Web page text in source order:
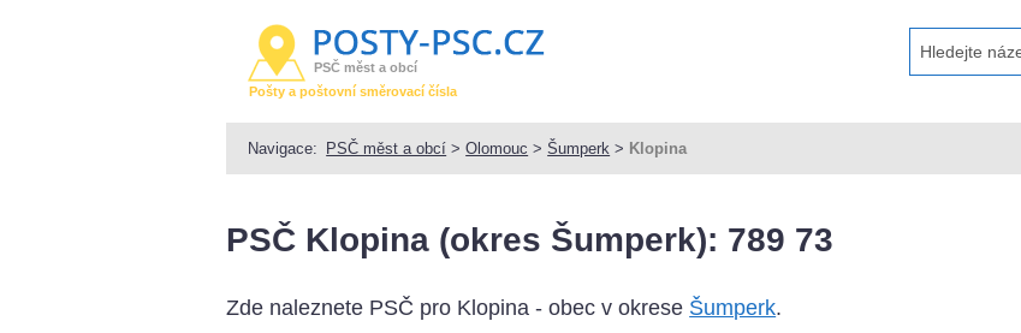
PSČ měst a obcí
Pošty a poštovní směrovací čísla
Navigace: PSČ měst a obcí >Olomouc >Šumperk > Klopina
PSČ Klopina (okres Šumperk): 789 73
Zde naleznete PSČ pro Klopina - obec v okrese Šumperk.